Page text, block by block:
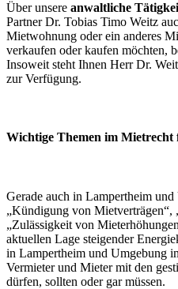
Über unsere anwaltliche
Partner Dr. Tobias Timo Weitz
Mietwohnung oder ein anderes
verkaufen oder kaufen möchten,
Insoweit steht Ihnen Herr Dr.
zur Verfügung.
Wichtige Themen im
Gerade auch in Lampertheim
„Kündigung von Mietverträgen“,
„Zulässigkeit von
aktuellen Lage steigender
in Lampertheim und Umgebung
Vermieter und Mieter mit den
dürfen, sollten oder gar müssen.